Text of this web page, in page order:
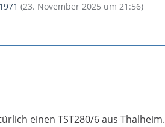
(23. November 2025 um 21:56)
einen TST280/6 aus Thalheim.